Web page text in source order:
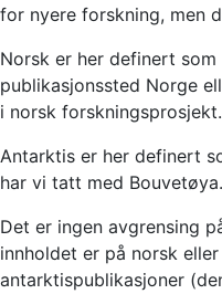
for nyere forskning, men
Norsk er her definert
publikasjonssted Norge
i norsk forskningsprosjekt.
Antarktis er her definert
har vi tatt med Bouvetøya.
Det er ingen avgrensing
innholdet er på norsk
antarktispublikasjoner